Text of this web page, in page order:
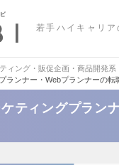
若手ハイキャリア
ィング・販促企画・商品開発系
ランナー・Webプランナーの転
ティングプラン